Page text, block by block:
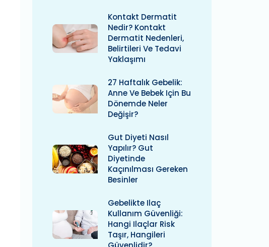
Kontakt Dermatit
Nedir? Kontakt
Dermatit Nedenleri,
Belirtileri Ve Tedavi
Yaklaşımı
27 Haftalık Gebelik:
Anne Ve Bebek Için Bu
Dönemde Neler
Değişir?
Gut Diyeti Nasıl
Yapılır? Gut
Diyetinde
Kaçınılması Gereken
Besinler
Gebelikte Ilaç
Kullanım Güvenliği:
Hangi Ilaçlar Risk
Taşır, Hangileri